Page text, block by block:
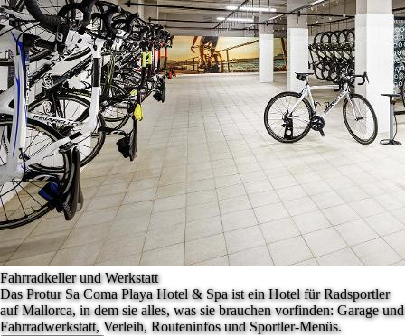
Fahrradkeller und Werkstatt
Das Protur Sa Coma Playa Hotel & Spa ist ein Hotel für Radsportler
auf Mallorca, in dem sie alles, was sie brauchen vorfinden: Garage und
Fahrradwerkstatt, Verleih, Routeninfos und Sportler-Menüs.